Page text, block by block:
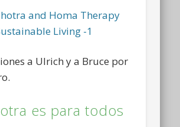
and Homa Therapy
Living -1
a Ulrich y a Bruce por
es para todos